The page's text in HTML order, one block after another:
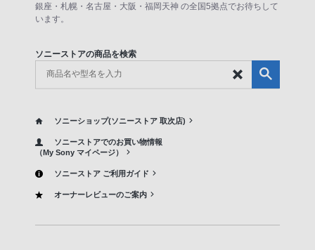
銀座・札幌・名古屋・大阪・福岡天神 の全国5拠点でお待ちして
います。
ソニーストアの商品を検索
ソニーショップ(ソニーストア 取次店)
ソニーストアでのお買い物情報
（My Sony マイページ）
ソニーストア ご利用ガイド
オーナーレビューのご案内